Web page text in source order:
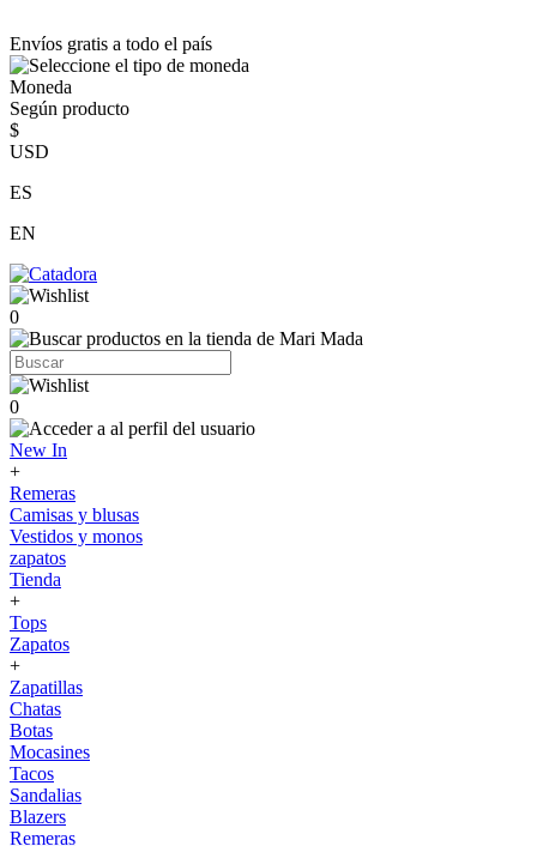
Envíos gratis a todo el país
Moneda
Según producto
$
USD
ES
EN
0
0
New In
+
Remeras
Camisas y blusas
Vestidos y monos
zapatos
Tienda
+
Tops
Zapatos
+
Zapatillas
Chatas
Botas
Mocasines
Tacos
Sandalias
Blazers
Remeras